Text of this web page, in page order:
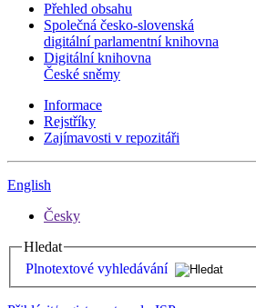
Přehled obsahu
Společná česko-slovenská
digitální parlamentní knihovna
Digitální knihovna
České sněmy
Informace
Rejstříky
Zajímavosti v repozitáři
English
Česky
Hledat
Plnotextové vyhledávání